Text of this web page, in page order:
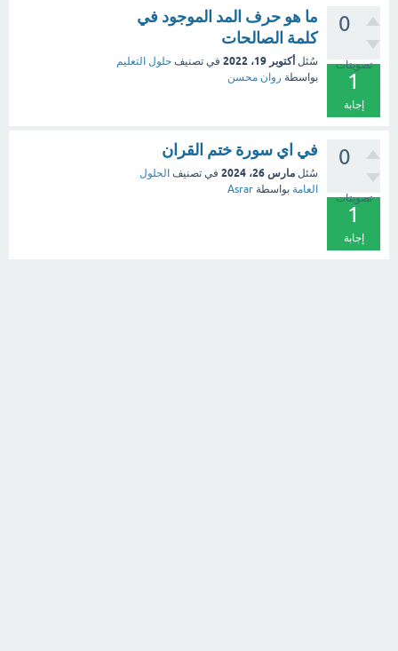
0
تصويتات
1
إجابة
ما هو حرف المد الموجود في
كلمة الصالحات
سُئل أكتوبر 19، 2022 في تصنيف حلول التعليم
بواسطة روان محسن
0
تصويتات
1
إجابة
في اي سورة ختم القران
سُئل مارس 26، 2024 في تصنيف الحلول
العامة بواسطة Asrar